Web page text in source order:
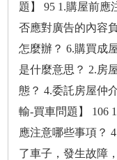
題】 95 1.購屋前
否應對廣告的內容
怎麼辦？ 6.購買成
是什麼意思？ 2.房
態？ 4.委託房屋仲
輸-買車問題】 106
應注意哪些事項？
了車子，發生故障